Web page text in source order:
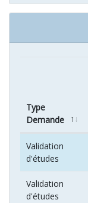
Type
Demande
Validation
d'études
Validation
d'études